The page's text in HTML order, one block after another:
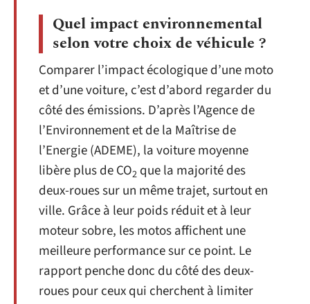
Quel impact environnemental
selon votre choix de véhicule ?
Comparer l’impact écologique d’une moto
et d’une voiture, c’est d’abord regarder du
côté des émissions. D’après l’Agence de
l’Environnement et de la Maîtrise de
l’Energie (ADEME), la voiture moyenne
libère plus de CO2 que la majorité des
deux-roues sur un même trajet, surtout en
ville. Grâce à leur poids réduit et à leur
moteur sobre, les motos affichent une
meilleure performance sur ce point. Le
rapport penche donc du côté des deux-
roues pour ceux qui cherchent à limiter